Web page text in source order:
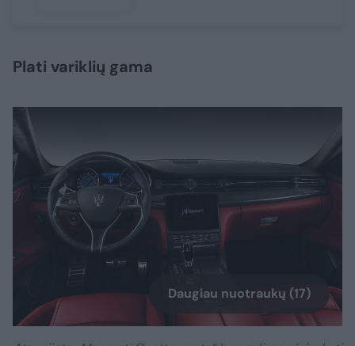
Plati variklių gama
Daugiau nuotraukų (17)